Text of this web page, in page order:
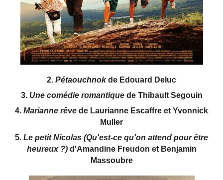
2. Pétaouchnokde Edouard Deluc
3. Une comédie romantiquede Thibault Segouin
4. Marianne rêve de Laurianne Escaffre et Yvonnick
Muller
5. Le petit Nicolas (Qu'est-ce qu'on attend pour être
heureux ?)d'Amandine Freudon et Benjamin
Massoubre